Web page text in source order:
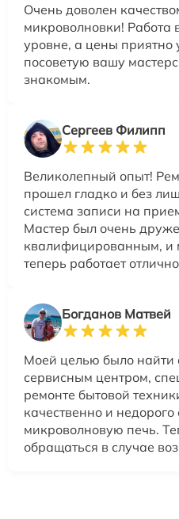
Очень доволен
микроволновки!
уровне, а цены приятно
посоветую вашу
знакомым.
Сергеев Филипп
Великолепный опыт!
прошел гладко и без
система записи на
Мастер был очень
квалифицированным, и
теперь работает
Богданов Матвей
Моей целью было найти
сервисным центром,
ремонте бытовой
качественно и
микроволновую печь.
обращаться в случае